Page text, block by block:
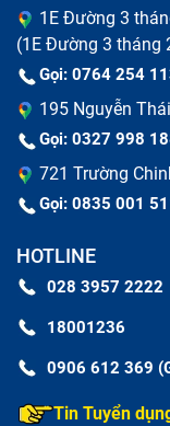
1E Đường 3
(1E Đường 3 tháng
Gọi: 0764 254
195 Nguyễn
Gọi: 0327 998
721 Trường
Gọi: 0835 001
HOTLINE
028 3957 2222
18001236
0906 612 369
Tin Tuyển